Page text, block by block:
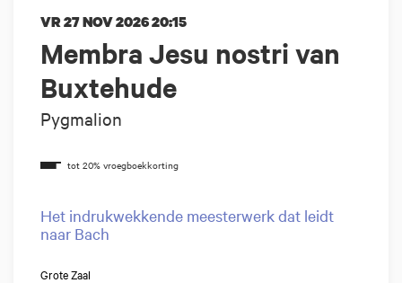
Membra Jesu nostri van
Buxtehude
Pygmalion
VR 27 NOV 202620:15
Het indrukwekkende meesterwerk dat leidt
naar Bach
Grote Zaal